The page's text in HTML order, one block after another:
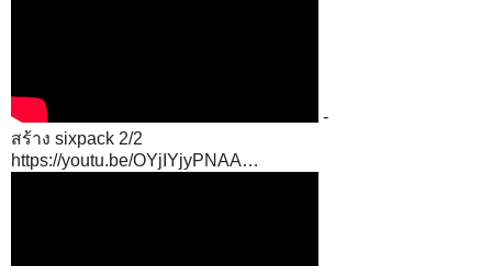
-
สร้าง sixpack 2/2
https://youtu.be/OYjIYjyPNAA…